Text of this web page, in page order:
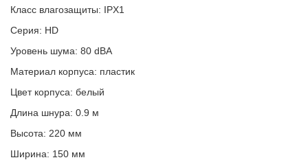
Класс влагозащиты: IPX1
Серия: HD
Уровень шума: 80 dBA
Материал корпуса: пластик
Цвет корпуса: белый
Длина шнура: 0.9 м
Высота: 220 мм
Ширина: 150 мм